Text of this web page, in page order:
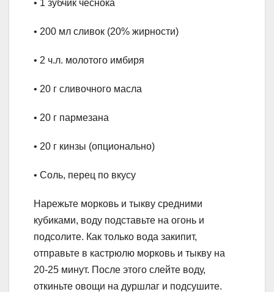
• 1 зубчик чеснока
• 200 мл сливок (20% жирности)
• 2 ч.л. молотого имбиря
• 20 г сливочного масла
• 20 г пармезана
• 20 г кинзы (опционально)
• Соль, перец по вкусу
Нарежьте морковь и тыкву средними
кубиками, воду подставьте на огонь и
подсолите. Как только вода закипит,
отправьте в кастрюлю морковь и тыкву на
20-25 минут. После этого слейте воду,
откиньте овощи на дуршлаг и подсушите.